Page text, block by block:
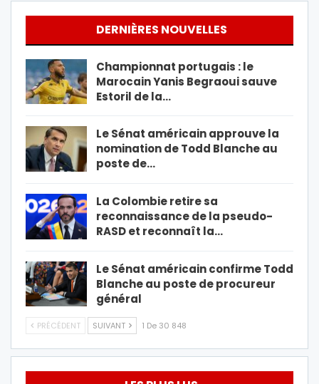
DERNIÈRES NOUVELLES
Championnat portugais : le
Marocain Yanis Begraoui sauve
Estoril de la…
Le Sénat américain approuve la
nomination de Todd Blanche au
poste de…
La Colombie retire sa
reconnaissance de la pseudo-
RASD et reconnaît la…
Le Sénat américain confirme Todd
Blanche au poste de procureur
général
PRÉCÉDENT SUIVANT 1 De 30 848